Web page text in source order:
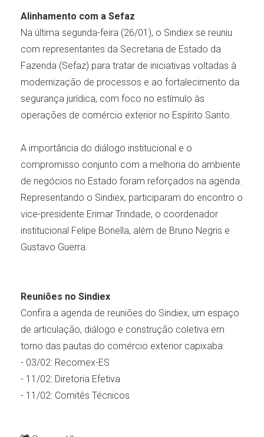
Alinhamento com a Sefaz
Na última segunda-feira (26/01), o Sindiex se reuniu
com representantes da Secretaria de Estado da
Fazenda (Sefaz) para tratar de iniciativas voltadas à
modernização de processos e ao fortalecimento da
segurança jurídica, com foco no estímulo às
operações de comércio exterior no Espírito Santo.
A importância do diálogo institucional e o
compromisso conjunto com a melhoria do ambiente
de negócios no Estado foram reforçados na agenda.
Representando o Sindiex, participaram do encontro o
vice-presidente Erimar Trindade, o coordenador
institucional Felipe Bonella, além de Bruno Negris e
Gustavo Guerra.
Reuniões no Sindiex
Confira a agenda de reuniões do Sindiex, um espaço
de articulação, diálogo e construção coletiva em
torno das pautas do comércio exterior capixaba:
- 03/02: Recomex-ES
- 11/02: Diretoria Efetiva
- 11/02: Comitês Técnicos